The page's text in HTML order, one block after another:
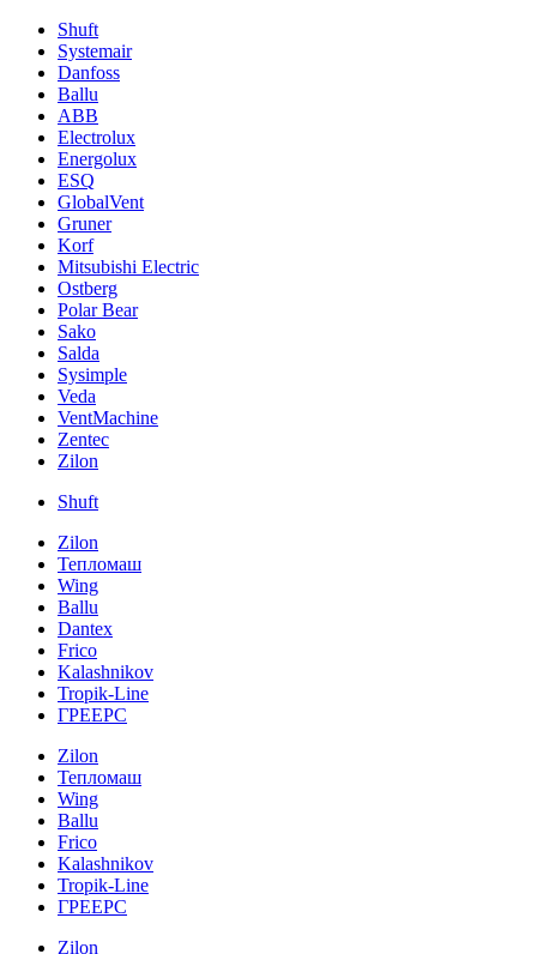
Shuft
Systemair
Danfoss
Ballu
ABB
Electrolux
Energolux
ESQ
GlobalVent
Gruner
Korf
Mitsubishi Electric
Ostberg
Polar Bear
Sako
Salda
Sysimple
Veda
VentMachine
Zentec
Zilon
Shuft
Zilon
Тепломаш
Wing
Ballu
Dantex
Frico
Kalashnikov
Tropik-Line
ГРЕЕРС
Zilon
Тепломаш
Wing
Ballu
Frico
Kalashnikov
Tropik-Line
ГРЕЕРС
Zilon